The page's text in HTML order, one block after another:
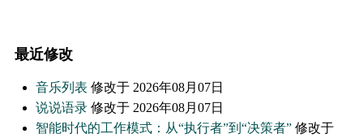
最近修改
音乐列表 修改于 2026年08月07日
说说语录修改于 2026年08月07日
智能时代的工作模式：从“执行者”到“决策者”修改于